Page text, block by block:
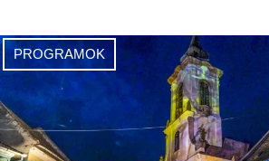
PROGRAMOK